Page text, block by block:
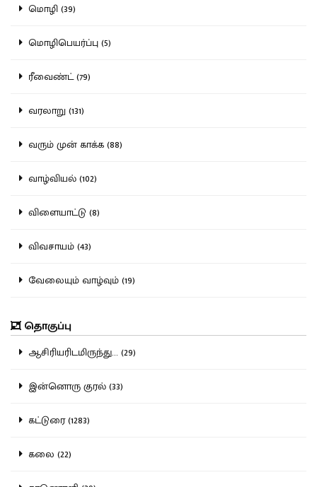
மொழி (39)
மொழிபெயர்ப்பு (5)
ரீவைண்ட் (79)
வரலாறு (131)
வரும் முன் காக்க (88)
வாழ்வியல் (102)
விளையாட்டு (8)
விவசாயம் (43)
வேலையும் வாழ்வும் (19)
தொகுப்பு
ஆசிரியரிடமிருந்து... (29)
இன்னொரு குரல் (33)
கட்டுரை (1283)
கலை (22)